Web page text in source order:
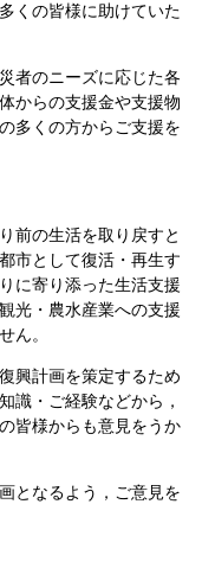
くの皆様に助けていた
者のニーズに応じた各
からの支援金や支援物
多くの方からご支援を
前の生活を取り戻すと
市として復活・再生す
に寄り添った生活支援
光・農水産業への支援
ん。
興計画を策定するため
識・ご経験などから，
皆様からも意見をうか
となるよう，ご意見を